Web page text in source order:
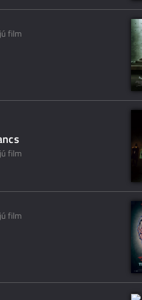
film
film
film